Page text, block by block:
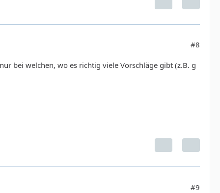
#8
bei welchen, wo es richtig viele Vorschläge gibt (z.B. g
#9